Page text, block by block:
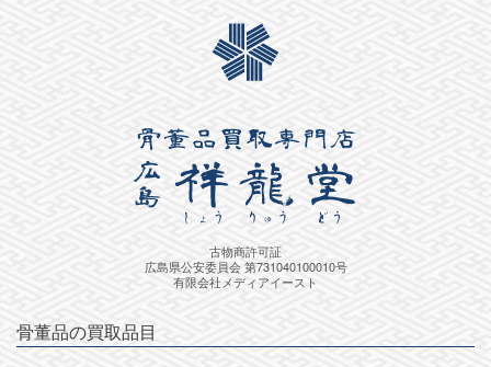
古物商許可証
広島県公安委員会 第731040100010号
有限会社メディアイースト
骨董品の買取品目